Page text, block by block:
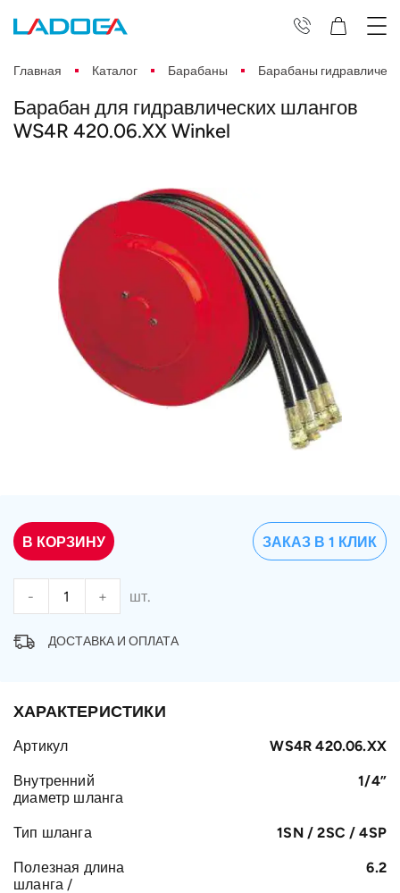
Главная Каталог Барабаны Барабаны
Барабан для гидравлических шлангов
WS4R 420.06.XX Winkel
В КОРЗИНУ
- + шт.
ЗАКАЗ В 1 КЛИК
ДОСТАВКА И ОПЛАТА
ХАРАКТЕРИСТИКИ
Артикул WS4R 420.06.XX
Внутренний
диаметр шланга
1/4”
Тип шланга 1SN / 2SC / 4SP
Полезная длина
шланга /
6.2